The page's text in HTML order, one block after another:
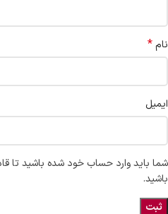
نام*
ایمیل
شما باید وارد حساب خود شده باشید تا
باشید.